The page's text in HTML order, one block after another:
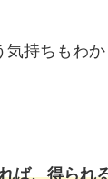
持ちもわか
ば、得られ